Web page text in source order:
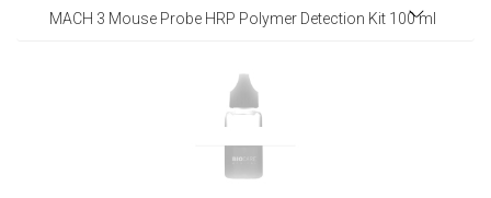
MACH 3 Mouse Probe HRP Polymer Detection Kit 100 ml